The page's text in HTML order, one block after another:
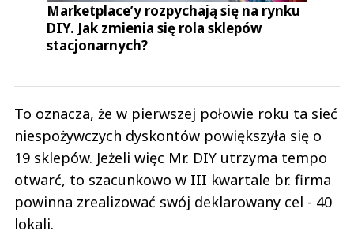
Marketplace’y rozpychają się na rynku
DIY. Jak zmienia się rola sklepów
stacjonarnych?
To oznacza, że w pierwszej połowie roku ta sieć
niespożywczych dyskontów powiększyła się o
19 sklepów. Jeżeli więc Mr. DIY utrzyma tempo
otwarć, to szacunkowo w III kwartale br. firma
powinna zrealizować swój deklarowany cel - 40
lokali.